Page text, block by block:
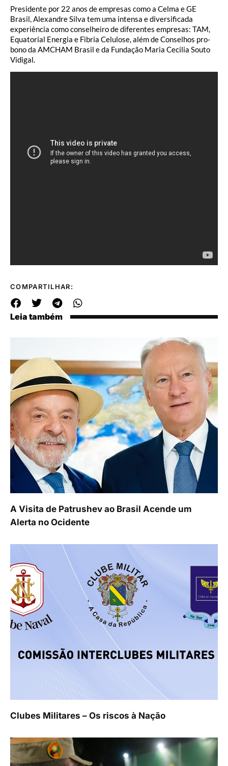
Presidente por 22 anos de empresas como a Celma e GE
Brasil, Alexandre Silva tem uma intensa e diversificada
experiência como conselheiro de diferentes empresas: TAM,
Equatorial Energia e Fibria Celulose, além de Conselhos pro-
bono da AMCHAM Brasil e da Fundação Maria Cecilia Souto
Vidigal.
COMPARTILHAR:
Leia também
A Visita de Patrushev ao Brasil Acende um
Alerta no Ocidente
Clubes Militares – Os riscos à Nação